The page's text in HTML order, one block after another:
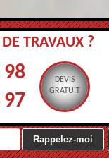
TRAVAUX ?
98
97
DEVIS
GRATUIT